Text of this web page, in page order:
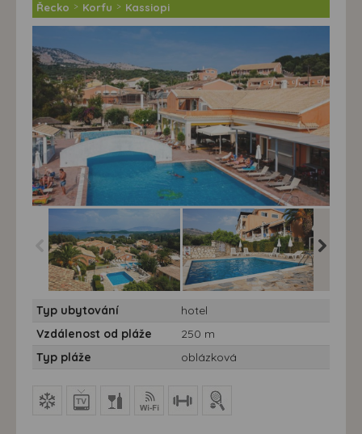
Řecko > Korfu > Kassiopi
Resort ***+ - 7 nocí -
Korfu, Kassiopi -
Aparthotel Kassiopi
Memento Resort
Resort ***+ - 7 nocí -
Korfu, Kassiopi -
Aparthotel Kassiopi
Memento Resort
Typ ubytování
hotel
Vzdálenost od pláže
250 m
Typ pláže
oblázková